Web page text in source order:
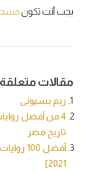
يجب أنت تكون
مقالات
ريم بسيونى
4 من أفضل
تاريخ مصر
أفضل
2021]